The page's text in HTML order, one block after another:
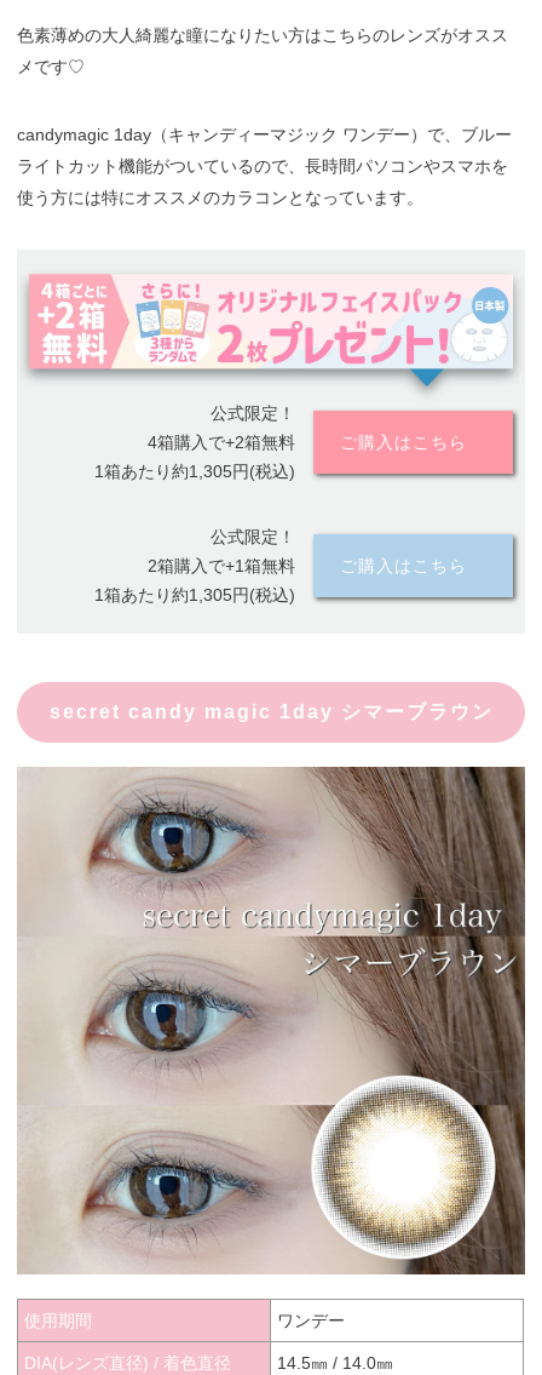
色素薄めの大人綺麗な瞳になりたい方はこちらのレンズがオスス
メです♡
candymagic 1day（キャンディーマジック ワンデー）で、ブルー
ライトカット機能がついているので、長時間パソコンやスマホを
使う方には特にオススメのカラコンとなっています。
公式限定！
4箱購入で+2箱無料
1箱あたり約1,305円(税込)
ご購入はこちら
公式限定！
2箱購入で+1箱無料
1箱あたり約1,305円(税込)
ご購入はこちら
secret candy magic 1day シマーブラウン
使用期間 ワンデー
DIA(レンズ直径) / 着色直径 14.5㎜ / 14.0㎜